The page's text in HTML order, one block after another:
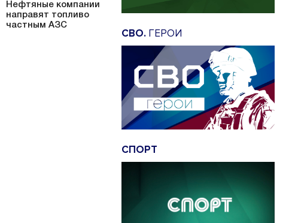
Нефтяные компании
направят топливо
частным АЗС
СВО. ГЕРОИ
СПОРТ